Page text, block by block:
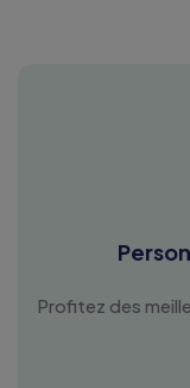
Profitez des